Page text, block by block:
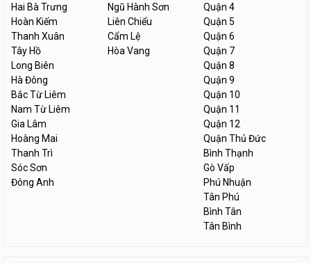
Hai Bà Trưng
Hoàn Kiếm
Thanh Xuân
Tây Hồ
Long Biên
Hà Đông
Bắc Từ Liêm
Nam Từ Liêm
Gia Lâm
Hoàng Mai
Thanh Trì
Sóc Sơn
Đông Anh
Ngũ Hành Sơn
Liên Chiểu
Cẩm Lệ
Hòa Vang
Quận 4
Quận 5
Quận 6
Quận 7
Quận 8
Quận 9
Quận 10
Quận 11
Quận 12
Quận Thủ Đức
Bình Thạnh
Gò Vấp
Phú Nhuận
Tân Phú
Bình Tân
Tân Bình